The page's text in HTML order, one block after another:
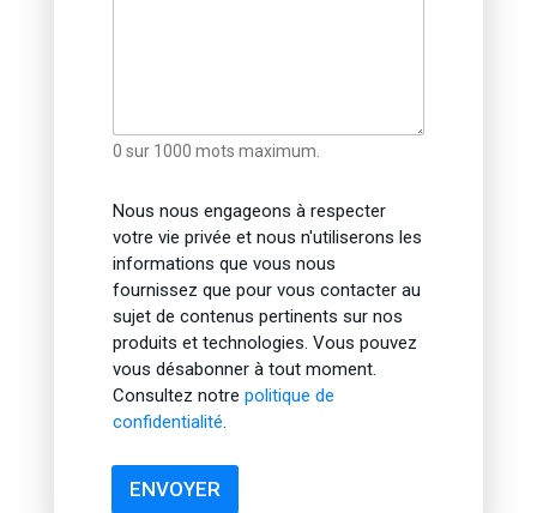
0 sur 1000 mots maximum.
Nous nous engageons à respecter
votre vie privée et nous n'utiliserons les
informations que vous nous
fournissez que pour vous contacter au
sujet de contenus pertinents sur nos
produits et technologies. Vous pouvez
vous désabonner à tout moment.
Consultez notre politique de
confidentialité.
ENVOYER